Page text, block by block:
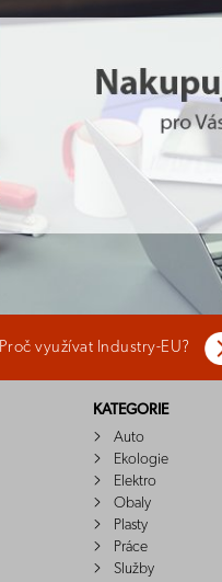
Proč využívat Industry-EU?
KATEGORIE
Auto
Ekologie
Elektro
Obaly
Plasty
Práce
Služby